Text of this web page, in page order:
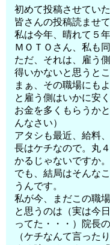
初めて投稿させていた
皆さんの投稿読ませ
私は今年、晴れて５
ＭＯＴＯさん、私も
ただ、それは、雇う
得いかないと思うと
まぁ、その職場にも
と雇う側はいかに安
お金を多くもらうか
んなさい）
アタシも最近、給料
長はケチなので。丸
かるじゃないですか。
でも、結局はそんな
うんです。
私が今、まだこの職
と思うのは（実は今
ってた・・・）院長
（ケチなんて言った